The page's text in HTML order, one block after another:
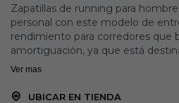
Zapatillas de running para
personal con este modelo de
rendimiento para corredores que
amortiguación, ya que está
medio-alto. También son buenas
El corte está fabricado en textil
Ver mas
UBICAR EN TIENDA